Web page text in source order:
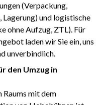
(Verpackung,
und logistische
ohne Aufzug, ZTL). Für
laden wir Sie ein, uns
unverbindlich.
den Umzug in
Raums mit dem